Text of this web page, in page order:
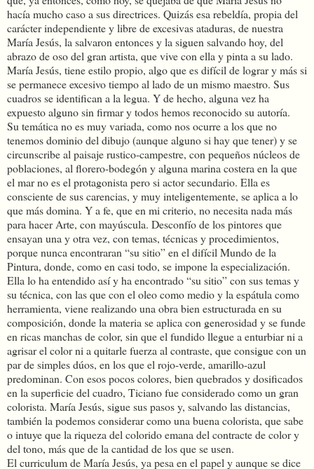
hacía mucho caso a sus directrices. Quizás esa rebeldía, propia del
carácter independiente y libre de excesivas ataduras, de nuestra
María Jesús, la salvaron entonces y la siguen salvando hoy, del
abrazo de oso del gran artista, que vive con ella y pinta a su lado.
María Jesús, tiene estilo propio, algo que es difícil de lograr y más si
se permanece excesivo tiempo al lado de un mismo maestro. Sus
cuadros se identifican a la legua. Y de hecho, alguna vez ha
expuesto alguno sin firmar y todos hemos reconocido su autoría.
Su temática no es muy variada, como nos ocurre a los que no
tenemos dominio del dibujo (aunque alguno si hay que tener) y se
circunscribe al paisaje rustico-campestre, con pequeños núcleos de
poblaciones, al florero-bodegón y alguna marina costera en la que
el mar no es el protagonista pero si actor secundario. Ella es
consciente de sus carencias, y muy inteligentemente, se aplica a lo
que más domina. Y a fe, que en mi criterio, no necesita nada más
para hacer Arte, con mayúscula. Desconfío de los pintores que
ensayan una y otra vez, con temas, técnicas y procedimientos,
porque nunca encontraran “su sitio” en el difícil Mundo de la
Pintura, donde, como en casi todo, se impone la especialización.
Ella lo ha entendido así y ha encontrado “su sitio” con sus temas y
su técnica, con las que con el oleo como medio y la espátula como
herramienta, viene realizando una obra bien estructurada en su
composición, donde la materia se aplica con generosidad y se funde
en ricas manchas de color, sin que el fundido llegue a enturbiar ni a
agrisar el color ni a quitarle fuerza al contraste, que consigue con un
par de simples dúos, en los que el rojo-verde, amarillo-azul
predominan. Con esos pocos colores, bien quebrados y dosificados
en la superficie del cuadro, Ticiano fue considerado como un gran
colorista. María Jesús, sigue sus pasos y, salvando las distancias,
también la podemos considerar como una buena colorista, que sabe
o intuye que la riqueza del colorido emana del contracte de color y
del tono, más que de la cantidad de los que se usen.
El curriculum de María Jesús, ya pesa en el papel y aunque se dice